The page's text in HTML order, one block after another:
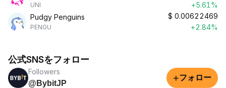
UNI
+5.61%
Pudgy Penguins
PENGU
$ 0.00622469
+2.84%
公式SNSをフォロー
Followers
@BybitJP
+フォロー